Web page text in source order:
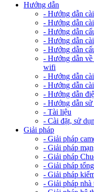
Hướng dẫn
- Hướng dẫn
- Hướng dẫn
- Hướng dẫn
- Hướng dẫn
- Hướng dẫn
- Hướng dẫn về
wifi
- Hướng dẫn
- Hướng dẫn
- Hướng dẫn
- Hướng dẫn
- Tài liệu
- Cài đặt, sử
Giải pháp
- Giải pháp
- Giải pháp
- Giải pháp
- Giải pháp
- Giải pháp
- Giải pháp nhà